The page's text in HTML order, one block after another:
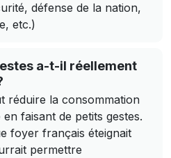
défense de la nation,
etc.)
a-t-il réellement
réduire la consommation
faisant de petits gestes.
foyer français éteignait
permettre